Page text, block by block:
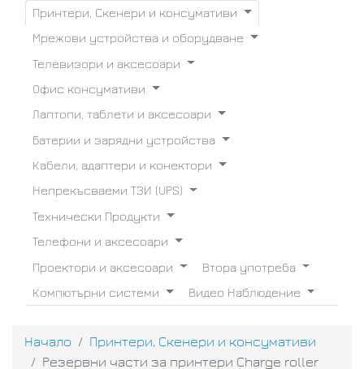
Принтери, Скенери и консумативи
Мрежови устройства и оборудване
Телевизори и аксесоари
Офис консумативи
Лаптопи, таблети и аксесоари
Батерии и зарядни устройства
Кабели, адаптери и конектори
Непрекъсваеми ТЗИ (UPS)
Технически Продукти
Телефони и аксесоари
Проектори и аксесоари
Втора употреба
Компютърни системи
Видео Наблюдение
Начало
Принтери, Скенери и консумативи
Резервни части за принтери Charge roller